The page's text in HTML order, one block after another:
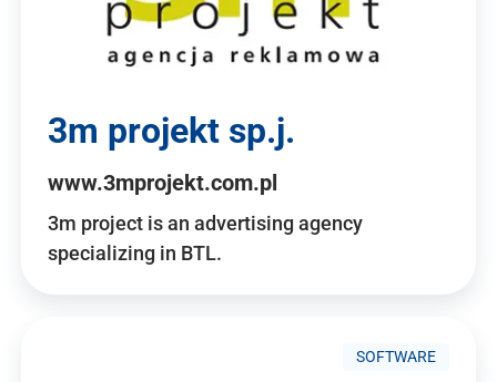
3m projekt sp.j.
www.3mprojekt.com.pl
3m project is an advertising agency
specializing in BTL.
SOFTWARE